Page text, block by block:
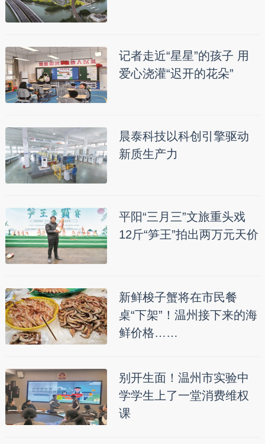
记者走近“星星”的孩子 用
爱心浇灌“迟开的花朵”
晨泰科技以科创引擎驱动
新质生产力
平阳“三月三”文旅重头戏
12斤“笋王”拍出两万元天价
新鲜梭子蟹将在市民餐
桌“下架”！温州接下来的海
鲜价格……
别开生面！温州市实验中
学学生上了一堂消费维权
课